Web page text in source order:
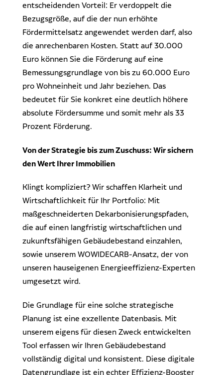
entscheidenden Vorteil: Er verdoppelt die
Bezugsgröße, auf die der nun erhöhte
Fördermittelsatz angewendet werden darf, also
die anrechenbaren Kosten. Statt auf 30.000
Euro können Sie die Förderung auf eine
Bemessungsgrundlage von bis zu 60.000 Euro
pro Wohneinheit und Jahr beziehen. Das
bedeutet für Sie konkret eine deutlich höhere
absolute Fördersumme und somit mehr als 33
Prozent Förderung.
Von der Strategie bis zum Zuschuss: Wir sichern
den Wert Ihrer Immobilien
Klingt kompliziert? Wir schaffen Klarheit und
Wirtschaftlichkeit für Ihr Portfolio: Mit
maßgeschneiderten Dekarbonisierungspfaden,
die auf einen langfristig wirtschaftlichen und
zukunftsfähigen Gebäudebestand einzahlen,
sowie unserem WOWIDECARB-Ansatz, der von
unseren hauseigenen Energieeffizienz-Experten
umgesetzt wird.
Die Grundlage für eine solche strategische
Planung ist eine exzellente Datenbasis. Mit
unserem eigens für diesen Zweck entwickelten
Tool erfassen wir Ihren Gebäudebestand
vollständig digital und konsistent. Diese digitale
Datengrundlage ist ein echter Effizienz-Booster